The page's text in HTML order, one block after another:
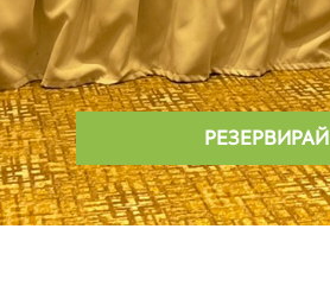
РЕЗЕРВИРАЙ